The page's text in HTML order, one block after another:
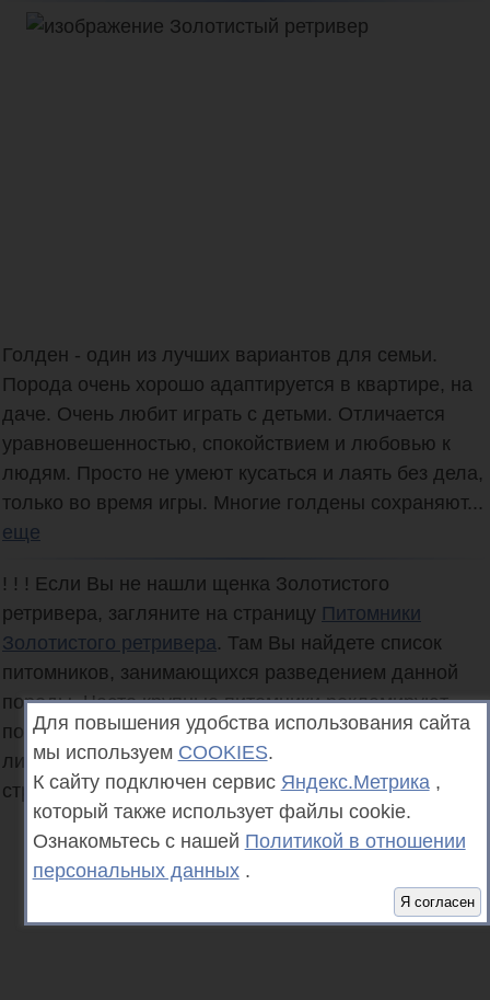
Голден - один из лучших вариантов для семьи.
Порода очень хорошо адаптируется в квартире, на
даче. Очень любит играть с детьми. Отличается
уравновешенностью, спокойствием и любовью к
людям. Просто не умеют кусаться и лаять без дела,
только во время игры. Многие голдены сохраняют...
еще
! ! ! Если Вы не нашли щенка Золотистого
ретривера, загляните на страницу Питомники
Золотистого ретривера. Там Вы найдете список
питомников, занимающихся разведением данной
породы. Часто крупные питомники рекламируют
пометы щенков только на страницах своего сайта,
либо в ленте социальных сетей. Ссылки на эти
страницы Вы найдете в вышеуказанном каталоге.
Для повышения удобства использования сайта
мы используем COOKIES.
К сайту подключен сервис Яндекс.Метрика ,
который также использует файлы cookie.
Ознакомьтесь с нашей Политикой в отношении
персональных данных .
Я согласен